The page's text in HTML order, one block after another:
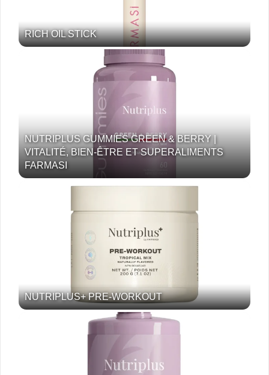
RICH OIL STICK
NUTRIPLUS GUMMIES GREEN & BERRY |
VITALITÉ, BIEN-ÊTRE ET SUPERALIMENTS
FARMASI
NUTRIPLUS+ PRE-WORKOUT